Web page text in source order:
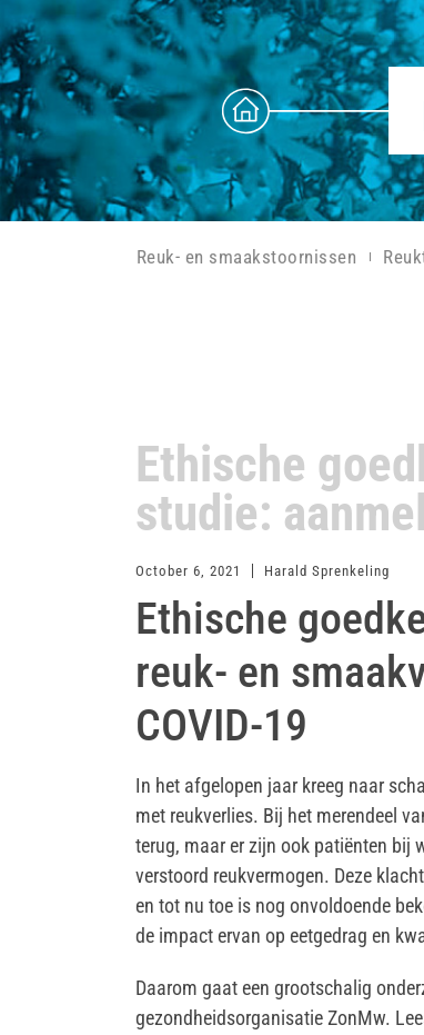
Reuk- en smaakstoornissen
Ethische
studie:
October 6, 2021 Harald Sprenkeling
Ethische
reuk- en
COVID-19
In het afgelopen jaar kreeg naar
met reukverlies. Bij het merendeel
terug, maar er zijn ook patiënten bij
verstoord reukvermogen. Deze
en tot nu toe is nog onvoldoende
de impact ervan op eetgedrag en
Daarom gaat een grootschalig
gezondheidsorganisatie ZonMw.